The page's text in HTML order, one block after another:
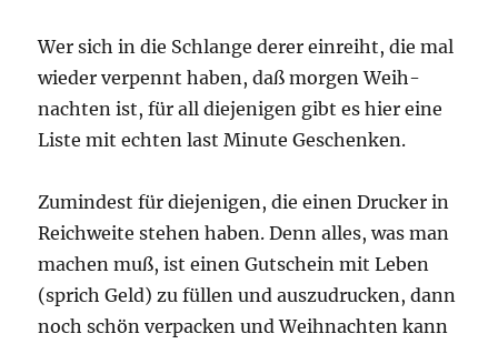
Wer sich in die Schlan­ge derer ein­reiht, die mal
wie­der ver­pennt haben, daß mor­gen Weih­
nach­ten ist, für all die­je­ni­gen gibt es hier eine
Lis­te mit ech­ten last Minu­te Geschenken.
Zumin­dest für die­je­ni­gen, die einen Dru­cker in
Reich­wei­te ste­hen haben. Denn alles, was man
machen muß, ist einen Gut­schein mit Leben
(sprich Geld) zu fül­len und aus­zu­dru­cken, dann
noch schön ver­pa­cken und Weih­nach­ten kann